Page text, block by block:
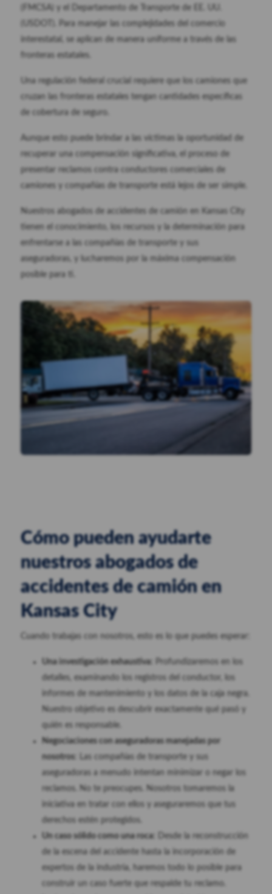
(FMCSA) y el Departamento de Transporte de EE. UU.
(USDOT). Para manejar las complejidades del comercio
interestatal, se aplican de manera uniforme a través de las
fronteras estatales.
Una regulación federal crucial requiere que los camiones que
cruzan las fronteras estatales tengan cantidades específicas
de cobertura de seguro.
Aunque esto puede brindar a las víctimas la oportunidad de
recuperar una compensación significativa, el proceso de
presentar reclamos contra conductores comerciales de
camiones y compañías de transporte está lejos de ser simple.
Nuestros abogados de accidentes de camión en Kansas City
tienen el conocimiento, los recursos y la determinación para
enfrentarse a las compañías de transporte y sus
aseguradoras, y lucharemos por la máxima compensación
posible para ti.
Cómo pueden ayudarte
nuestros abogados de
accidentes de camión en
Kansas City
Cuando trabajas con nosotros, esto es lo que puedes esperar:
Una investigación exhaustiva:
Profundizaremos en los
detalles, examinando los registros del conductor, los
informes de mantenimiento y los datos de la caja negra.
Nuestro objetivo es descubrir exactamente qué pasó y
quién es responsable.
Negociaciones con aseguradoras manejadas por
nosotros
: Las compañías de transporte y sus
aseguradoras a menudo intentan minimizar o negar los
reclamos. No te preocupes. Nosotros tomaremos la
iniciativa en tratar con ellos y aseguraremos que tus
derechos estén protegidos.
Un caso sólido como una roca:
Desde la reconstrucción
de la escena del accidente hasta la incorporación de
expertos de la industria, haremos todo lo posible para
construir un caso fuerte que respalde tu reclamo.